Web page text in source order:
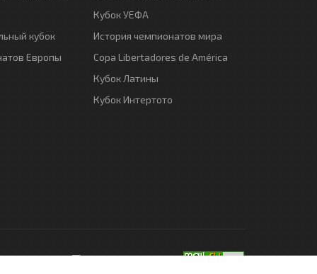
кубок
Европы
Кубок УЕФА
История чемпионатов мира
Copa Libertadores de América
Кубок Латины
Кубок Интертото